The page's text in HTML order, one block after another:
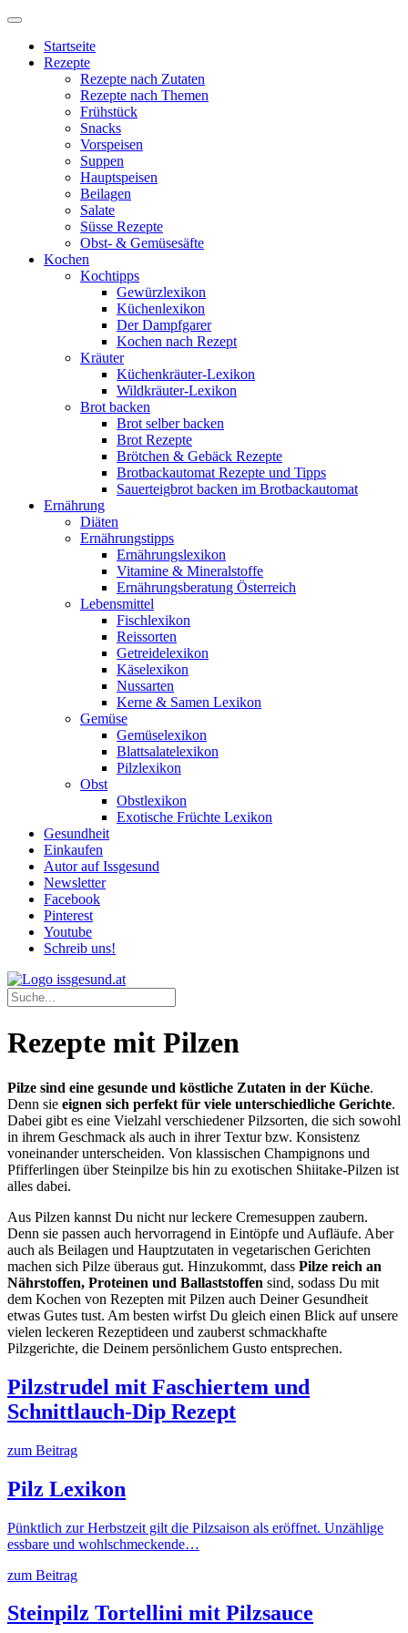
Startseite
Rezepte
Rezepte nach Zutaten
Rezepte nach Themen
Frühstück
Snacks
Vorspeisen
Suppen
Hauptspeisen
Beilagen
Salate
Süsse Rezepte
Obst- & Gemüsesäfte
Kochen
Kochtipps
Gewürzlexikon
Küchenlexikon
Der Dampfgarer
Kochen nach Rezept
Kräuter
Küchenkräuter-Lexikon
Wildkräuter-Lexikon
Brot backen
Brot selber backen
Brot Rezepte
Brötchen & Gebäck Rezepte
Brotbackautomat Rezepte und Tipps
Sauerteigbrot backen im Brotbackautomat
Ernährung
Diäten
Ernährungstipps
Ernährungslexikon
Vitamine & Mineralstoffe
Ernährungsberatung Österreich
Lebensmittel
Fischlexikon
Reissorten
Getreidelexikon
Käselexikon
Nussarten
Kerne & Samen Lexikon
Gemüse
Gemüselexikon
Blattsalatelexikon
Pilzlexikon
Obst
Obstlexikon
Exotische Früchte Lexikon
Gesundheit
Einkaufen
Autor auf Issgesund
Newsletter
Facebook
Pinterest
Youtube
Schreib uns!
Rezepte mit Pilzen
Pilze sind eine gesunde und köstliche Zutaten in der Küche.
Denn sie eignen sich perfekt für viele unterschiedliche Gerichte.
Dabei gibt es eine Vielzahl verschiedener Pilzsorten, die sich sowohl
in ihrem Geschmack als auch in ihrer Textur bzw. Konsistenz
voneinander unterscheiden. Von klassischen Champignons und
Pfifferlingen über Steinpilze bis hin zu exotischen Shiitake-Pilzen ist
alles dabei.
Aus Pilzen kannst Du nicht nur leckere Cremesuppen zaubern.
Denn sie passen auch hervorragend in Eintöpfe und Aufläufe. Aber
auch als Beilagen und Hauptzutaten in vegetarischen Gerichten
machen sich Pilze überaus gut. Hinzukommt, dass Pilze reich an
Nährstoffen, Proteinen und Ballaststoffen sind, sodass Du mit
dem Kochen von Rezepten mit Pilzen auch Deiner Gesundheit
etwas Gutes tust. Am besten wirfst Du gleich einen Blick auf unsere
vielen leckeren Rezeptideen und zauberst schmackhafte
Pilzgerichte, die Deinem persönlichem Gusto entsprechen.
Pilzstrudel mit Faschiertem und
Schnittlauch-Dip Rezept
zum Beitrag
Pilz Lexikon
Pünktlich zur Herbstzeit gilt die Pilzsaison als eröffnet. Unzählige
essbare und wohlschmeckende…
zum Beitrag
Steinpilz Tortellini mit Pilzsauce